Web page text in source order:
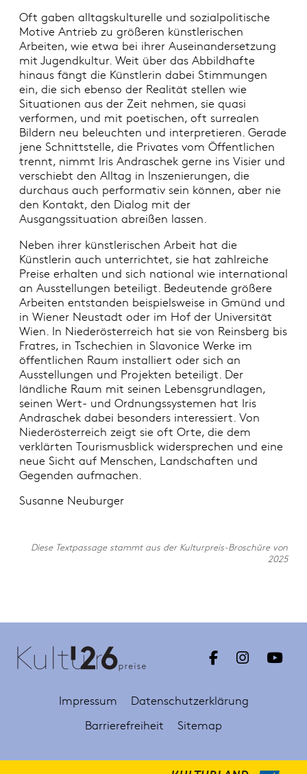
Oft gaben alltagskulturelle und sozialpolitische
Motive Antrieb zu größeren künstlerischen
Arbeiten, wie etwa bei ihrer Auseinandersetzung
mit Jugendkultur. Weit über das Abbildhafte
hinaus fängt die Künstlerin dabei Stimmungen
ein, die sich ebenso der Realität stellen wie
Situationen aus der Zeit nehmen, sie quasi
verformen, und mit poetischen, oft surrealen
Bildern neu beleuchten und interpretieren. Gerade
jene Schnittstelle, die Privates vom Öffentlichen
trennt, nimmt Iris Andraschek gerne ins Visier und
verschiebt den Alltag in Inszenierungen, die
durchaus auch performativ sein können, aber nie
den Kontakt, den Dialog mit der
Ausgangssituation abreißen lassen.
Neben ihrer künstlerischen Arbeit hat die
Künstlerin auch unterrichtet, sie hat zahlreiche
Preise erhalten und sich national wie international
an Ausstellungen beteiligt. Bedeutende größere
Arbeiten entstanden beispielsweise in Gmünd und
in Wiener Neustadt oder im Hof der Universität
Wien. In Niederösterreich hat sie von Reinsberg bis
Fratres, in Tschechien in Slavonice Werke im
öffentlichen Raum installiert oder sich an
Ausstellungen und Projekten beteiligt. Der
ländliche Raum mit seinen Lebensgrundlagen,
seinen Wert- und Ordnungssystemen hat Iris
Andraschek dabei besonders interessiert. Von
Niederösterreich zeigt sie oft Orte, die dem
verklärten Tourismusblick widersprechen und eine
neue Sicht auf Menschen, Landschaften und
Gegenden aufmachen.
Susanne Neuburger
Diese Textpassage stammt aus der Kulturpreis-Broschüre von
2025
Impressum
Datenschutzerklärung
Barrierefreiheit
Sitemap